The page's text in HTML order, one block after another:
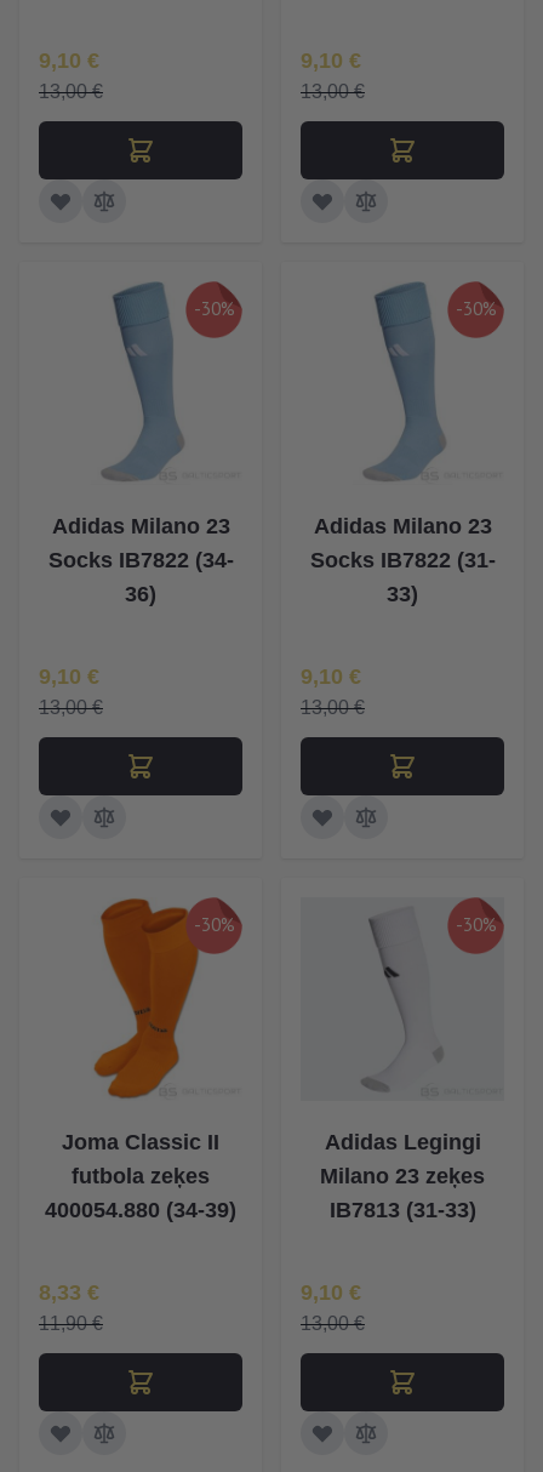
Īpaša Cena
9,10 €
13,00 €
Īpaša Cena
9,10 €
13,00 €
-30%
Adidas Milano 23
Socks IB7822 (34-
36)
Īpaša Cena
9,10 €
13,00 €
-30%
Adidas Milano 23
Socks IB7822 (31-
33)
Īpaša Cena
9,10 €
13,00 €
-30%
Joma Classic II
futbola zeķes
400054.880 (34-39)
Īpaša Cena
8,33 €
11,90 €
-30%
Adidas Legingi
Milano 23 zeķes
IB7813 (31-33)
Īpaša Cena
9,10 €
13,00 €